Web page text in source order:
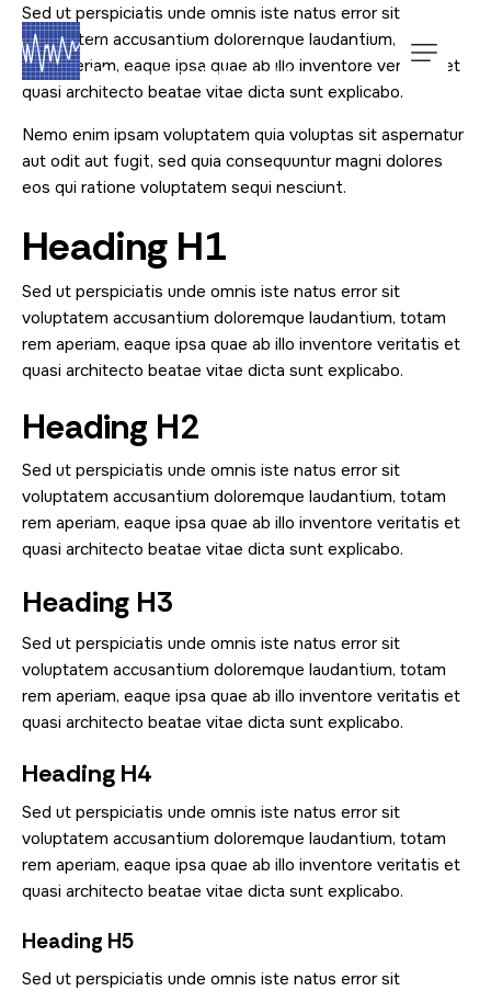
Sed ut perspiciatis unde omnis iste natus error sit
voluptatem accusantium doloremque laudantium, totam
rem aperiam, eaque ipsa quae ab illo inventore veritatis et
quasi architecto beatae vitae dicta sunt explicabo.
Nemo enim ipsam voluptatem quia voluptas sit aspernatur
aut odit aut fugit, sed quia consequuntur magni dolores
eos qui ratione voluptatem sequi nesciunt.
Heading H1
Sed ut perspiciatis unde omnis iste natus error sit
voluptatem accusantium doloremque laudantium, totam
rem aperiam, eaque ipsa quae ab illo inventore veritatis et
quasi architecto beatae vitae dicta sunt explicabo.
Heading H2
Sed ut perspiciatis unde omnis iste natus error sit
voluptatem accusantium doloremque laudantium, totam
rem aperiam, eaque ipsa quae ab illo inventore veritatis et
quasi architecto beatae vitae dicta sunt explicabo.
Heading H3
Sed ut perspiciatis unde omnis iste natus error sit
voluptatem accusantium doloremque laudantium, totam
rem aperiam, eaque ipsa quae ab illo inventore veritatis et
quasi architecto beatae vitae dicta sunt explicabo.
Heading H4
Sed ut perspiciatis unde omnis iste natus error sit
voluptatem accusantium doloremque laudantium, totam
rem aperiam, eaque ipsa quae ab illo inventore veritatis et
quasi architecto beatae vitae dicta sunt explicabo.
Heading H5
Sed ut perspiciatis unde omnis iste natus error sit